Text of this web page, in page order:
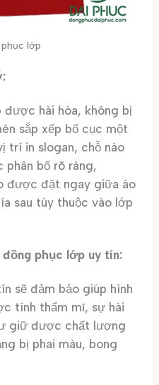
lớp
hài hòa, không bị
sắp xếp bố cục một
trí in slogan, chỗ nào
phân bố rõ ràng,
được đặt ngay giữa áo
sau tùy thuộc vào lớp
phục lớp uy tín:
sẽ đảm bảo giúp hình
tính thẩm mĩ, sự hài
giữ được chất lượng
bị phai màu, bong